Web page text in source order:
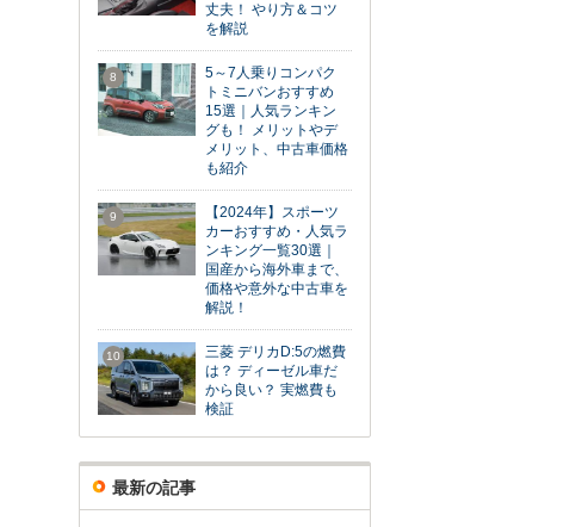
丈夫！ やり方＆コツ
を解説
8
5～7人乗りコンパク
トミニバンおすすめ
15選｜人気ランキン
グも！ メリットやデ
メリット、中古車価格
も紹介
9
【2024年】スポーツ
カーおすすめ・人気ラ
ンキング一覧30選｜
国産から海外車まで、
価格や意外な中古車を
解説！
10
三菱 デリカD:5の燃費
は？ ディーゼル車だ
から良い？ 実燃費も
検証
最新の記事